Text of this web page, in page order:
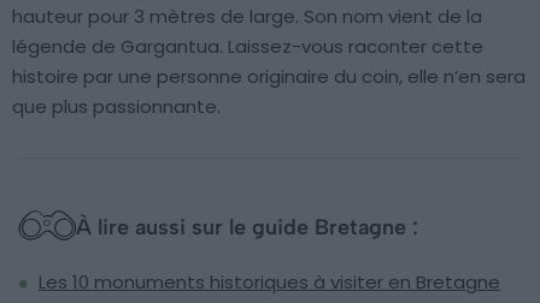
hauteur pour 3 mètres de large. Son nom vient de la
légende de Gargantua. Laissez-vous raconter cette
histoire par une personne originaire du coin, elle n’en sera
que plus passionnante.
À lire aussi sur le guide Bretagne :
Les 10 monuments historiques à visiter en Bretagne